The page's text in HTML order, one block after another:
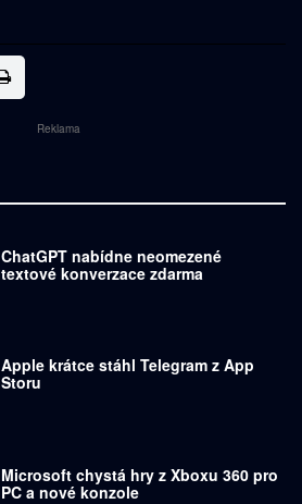
Reklama
ChatGPT nabídne neomezené
textové konverzace zdarma
Apple krátce stáhl Telegram z App
Storu
Microsoft chystá hry z Xboxu 360 pro
PC a nové konzole